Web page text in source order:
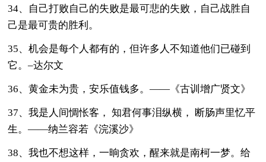
34、自己打败自己的失败是最可悲的失败，自己战胜自
己是最可贵的胜利。
35、机会是每个人都有的，但许多人不知道他们已碰到
它。–达尔文
36、黄金未为贵，安乐值钱多。——《古训增广贤文》
37、我是人间惆怅客， 知君何事泪纵横， 断肠声里忆平
生。——纳兰容若《浣溪沙》
38、我也不想这样，一晌贪欢，醒来就是南柯一梦。给